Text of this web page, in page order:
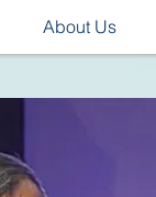
About Us